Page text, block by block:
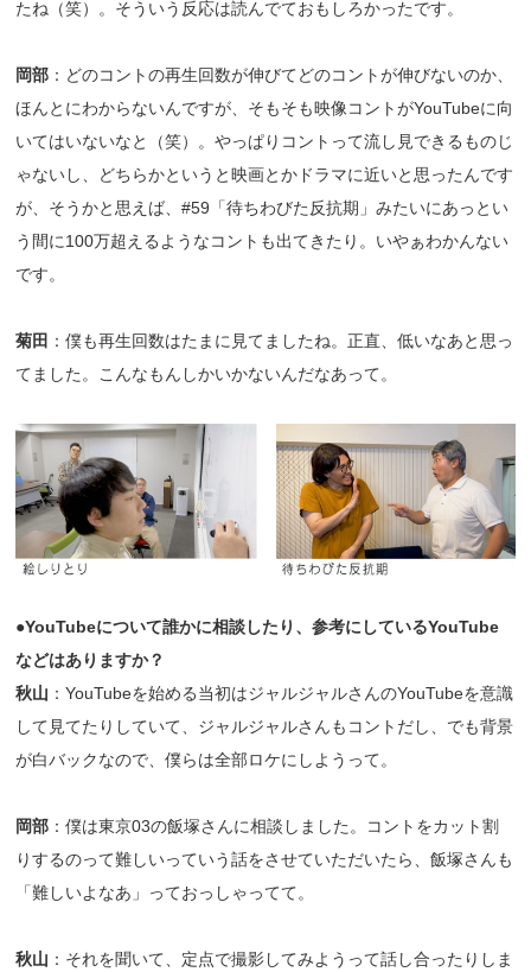
たね（笑）。そういう反応は読んでておもしろかったです。
岡部 ：どのコントの再生回数が伸びてどのコントが伸びないのか、
ほんとにわからないんですが、そもそも映像コントがYouTubeに向
いてはいないなと（笑）。やっぱりコントって流し見できるものじ
ゃないし、どちらかというと映画とかドラマに近いと思ったんです
が、そうかと思えば、#59「待ちわびた反抗期」みたいにあっとい
う間に100万超えるようなコントも出てきたり。いやぁわかんない
です。
菊田 ：僕も再生回数はたまに見てましたね。正直、低いなあと思っ
てました。こんなもんしかいかないんだなあって。
●YouTubeについて誰かに相談したり、参考にしているYouTube
などはありますか？
秋山 ：YouTubeを始める当初はジャルジャルさんのYouTubeを意識
して見てたりしていて、ジャルジャルさんもコントだし、でも背景
が白バックなので、僕らは全部ロケにしようって。
岡部 ：僕は東京03の飯塚さんに相談しました。コントをカット割
りするのって難しいっていう話をさせていただいたら、飯塚さんも
「難しいよなあ」っておっしゃってて。
秋山 ：それを聞いて、定点で撮影してみようって話し合ったりしま